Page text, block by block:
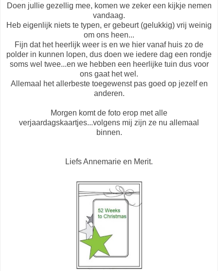
Doen jullie gezellig mee, komen we zeker een kijkje nemen
vandaag.
Heb eigenlijk niets te typen, er gebeurt (gelukkig) vrij weinig
om ons heen...
Fijn dat het heerlijk weer is en we hier vanaf huis zo de
polder in kunnen lopen, dus doen we iedere dag een rondje
soms wel twee...en we hebben een heerlijke tuin dus voor
ons gaat het wel.
Allemaal het allerbeste toegewenst pas goed op jezelf en
anderen.
Morgen komt de foto erop met alle
verjaardagskaartjes...volgens mij zijn ze nu allemaal
binnen.
Liefs Annemarie en Merit.